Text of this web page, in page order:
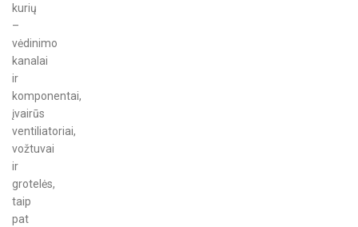
kurių
–
vėdinimo
kanalai
ir
komponentai,
įvairūs
ventiliatoriai,
vožtuvai
ir
grotelės,
taip
pat